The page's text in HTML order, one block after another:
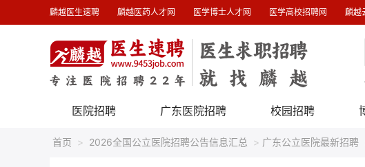
麟越医生速聘 麟越医药人才网 医学博士人才网 医学高校招聘网 麟越
医院招聘 广东医院招聘 校园招聘
首页 > 2026全国公立医院招聘公告信息汇总 > 广东公立医院最新招聘